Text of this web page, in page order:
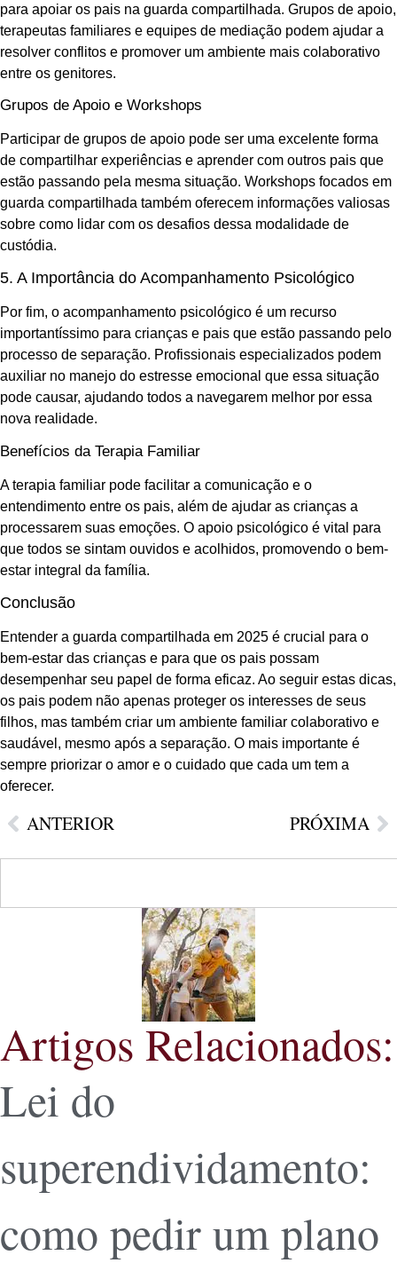
para apoiar os pais na guarda compartilhada. Grupos de apoio,
terapeutas familiares e equipes de mediação podem ajudar a
resolver conflitos e promover um ambiente mais colaborativo
entre os genitores.
Grupos de Apoio e Workshops
Participar de grupos de apoio pode ser uma excelente forma
de compartilhar experiências e aprender com outros pais que
estão passando pela mesma situação. Workshops focados em
guarda compartilhada também oferecem informações valiosas
sobre como lidar com os desafios dessa modalidade de
custódia.
5. A Importância do Acompanhamento Psicológico
Por fim, o acompanhamento psicológico é um recurso
importantíssimo para crianças e pais que estão passando pelo
processo de separação. Profissionais especializados podem
auxiliar no manejo do estresse emocional que essa situação
pode causar, ajudando todos a navegarem melhor por essa
nova realidade.
Benefícios da Terapia Familiar
A terapia familiar pode facilitar a comunicação e o
entendimento entre os pais, além de ajudar as crianças a
processarem suas emoções. O apoio psicológico é vital para
que todos se sintam ouvidos e acolhidos, promovendo o bem-
estar integral da família.
Conclusão
Entender a guarda compartilhada em 2025 é crucial para o
bem-estar das crianças e para que os pais possam
desempenhar seu papel de forma eficaz. Ao seguir estas dicas,
os pais podem não apenas proteger os interesses de seus
filhos, mas também criar um ambiente familiar colaborativo e
saudável, mesmo após a separação. O mais importante é
sempre priorizar o amor e o cuidado que cada um tem a
oferecer.
ANTERIOR PRÓXIMA
Artigos Relacionados:
Lei do
superendividamento:
como pedir um plano